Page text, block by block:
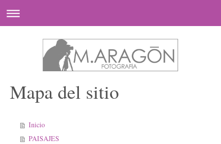
Mapa del sitio
Inicio
PAISAJES